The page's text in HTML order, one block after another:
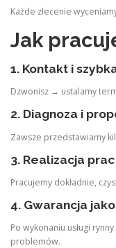
Każde zlecenie
Jak
1. Kontakt i
Dzwonisz → ustalamy
2. Diagnoza i
Zawsze przedstawiamy
3. Realizacja prac
Pracujemy dokładnie,
4. Gwarancja
Po wykonaniu usługi
problemów.